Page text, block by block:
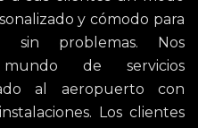
y cómodo para
sin problemas. Nos
de servicios
al aeropuerto con
Los clientes